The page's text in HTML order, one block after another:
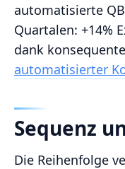
automatisierte
Quartalen: +14%
dank
automatisierter
Sequenz
Die Reihenfolge